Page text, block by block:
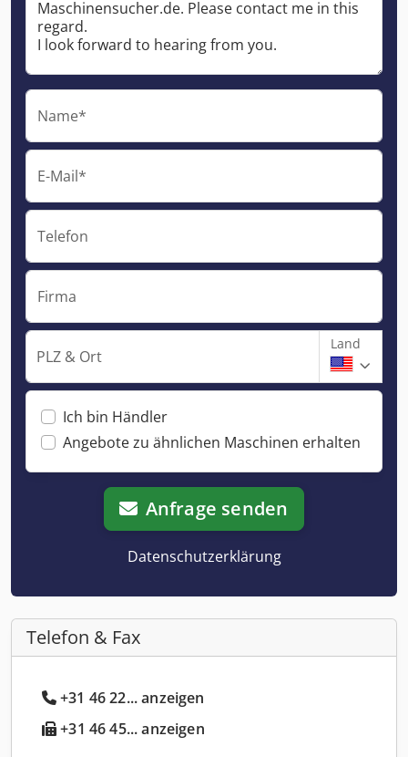
Name*
E-Mail*
Telefon
Firma
PLZ & Ort
Land
Ich bin Händler
Angebote zu ähnlichen Maschinen erhalten
Anfrage senden
Datenschutzerklärung
Telefon & Fax
+31 46 22... anzeigen
+31 46 45... anzeigen